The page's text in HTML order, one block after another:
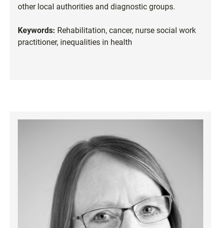
other local authorities and diagnostic groups.
Keywords: Rehabilitation, cancer, nurse social work
practitioner, inequalities in health